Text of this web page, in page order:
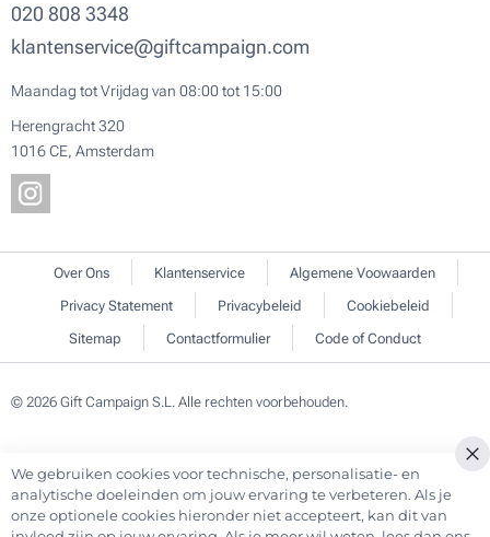
020 808 3348
klantenservice@giftcampaign.com
Maandag tot Vrijdag van 08:00 tot 15:00
Herengracht 320
1016 CE, Amsterdam
Over Ons Klantenservice
Algemene Voowaarden
Privacy Statement
Privacybeleid
Cookiebeleid
Sitemap
Contactformulier Code of Conduct
© 2026 Gift Campaign S.L. Alle rechten voorbehouden.
We gebruiken cookies voor technische, personalisatie- en
analytische doeleinden om jouw ervaring te verbeteren. Als je
onze optionele cookies hieronder niet accepteert, kan dit van